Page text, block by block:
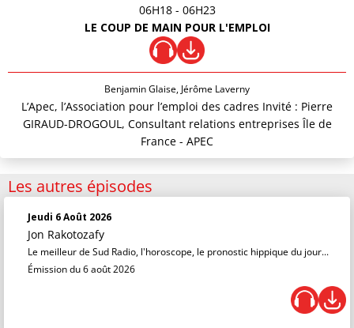
06H18 - 06H23
LE COUP DE MAIN POUR L'EMPLOI
Benjamin Glaise, Jérôme Laverny
L’Apec, l’Association pour l’emploi des cadres Invité : Pierre
GIRAUD-DROGOUL, Consultant relations entreprises Île de
France - APEC
Les autres épisodes
Jeudi 6 Août 2026
Jon Rakotozafy
Le meilleur de Sud Radio, l'horoscope, le pronostic hippique du jour...
Émission du 6 août 2026